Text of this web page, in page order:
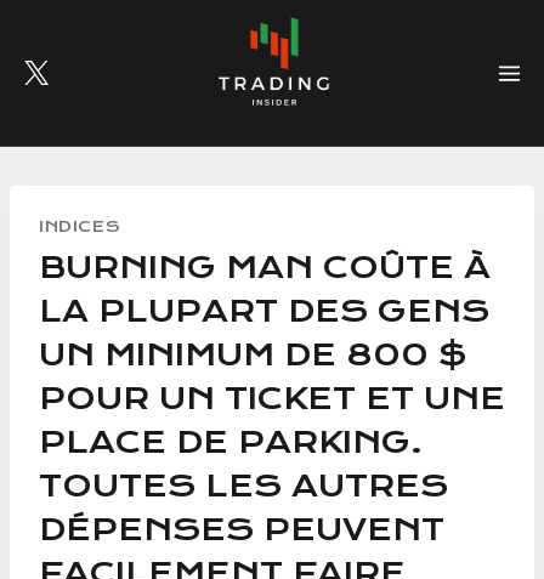
content
INDICES
BURNING MAN COÛTE À
LA PLUPART DES GENS
UN MINIMUM DE 800 $
POUR UN TICKET ET UNE
PLACE DE PARKING.
TOUTES LES AUTRES
DÉPENSES PEUVENT